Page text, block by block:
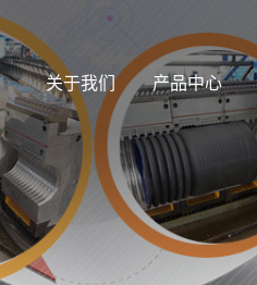
关于我们 产品中心